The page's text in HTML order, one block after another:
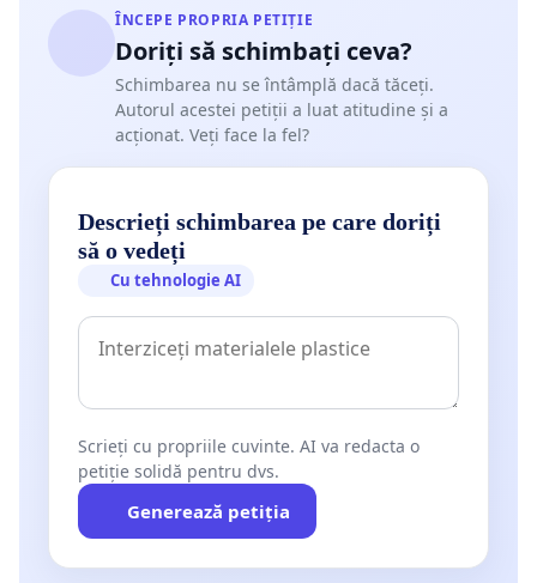
ÎNCEPE PROPRIA PETIȚIE
Doriți să schimbați ceva?
Schimbarea nu se întâmplă dacă tăceți.
Autorul acestei petiții a luat atitudine și a
acționat. Veți face la fel?
Descrieți schimbarea pe care doriți
să o vedeți
Cu tehnologie AI
Scrieți cu propriile cuvinte. AI va redacta o
petiție solidă pentru dvs.
Generează petiția